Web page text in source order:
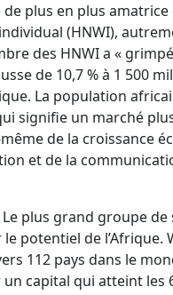
plus en plus amatrice
(HNWI),
des HNWI a «
de 10,7 % à 1 500
La population
signifie un marché
de la croissance
et de la
plus grand groupe de
potentiel de l’Afrique.
112 pays dans le
un capital qui atteint les